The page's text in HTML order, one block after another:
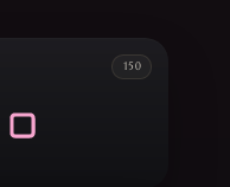
150